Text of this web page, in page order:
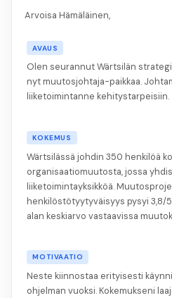
Arvoisa Hämäläinen,
AVAUS
Olen seurannut Wärtsilän
nyt muutosjohtaja-paikkaa.
liiketoimintanne kehitystarpeisiin.
KOKEMUS
Wärtsilässä johdin 350 henkilöä
organisaatiomuutosta, jossa
liiketoimintayksikköä.
henkilöstötyytyväisyys pysyi 3,8/
alan keskiarvo vastaavissa
MOTIVAATIO
Neste kiinnostaa erityisesti
ohjelman vuoksi. Kokemukseni